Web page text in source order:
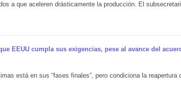
a que aceleren drásticamente la producción. El
EEUU cumpla sus exigencias, pese al avance del
está en sus “fases finales”, pero condiciona la reapertura